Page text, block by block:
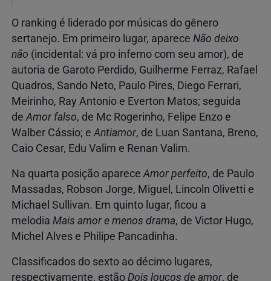
O ranking é liderado por músicas do gênero
sertanejo. Em primeiro lugar, aparece Não deixo
não (incidental: vá pro inferno com seu amor), de
autoria de Garoto Perdido, Guilherme Ferraz, Rafael
Quadros, Sando Neto, Paulo Pires, Diego Ferrari,
Meirinho, Ray Antonio e Everton Matos; seguida
de Amor falso, de Mc Rogerinho, Felipe Enzo e
Walber Cássio; eAntiamor, de Luan Santana, Breno,
Caio Cesar, Edu Valim e Renan Valim.
Na quarta posição aparece Amor perfeito, de Paulo
Massadas, Robson Jorge, Miguel, Lincoln Olivetti e
Michael Sullivan. Em quinto lugar, ficou a
melodia Mais amor e menos drama, de Victor Hugo,
Michel Alves e Philipe Pancadinha.
Classificados do sexto ao décimo lugares,
respectivamente, estão Dois loucos de amor, de